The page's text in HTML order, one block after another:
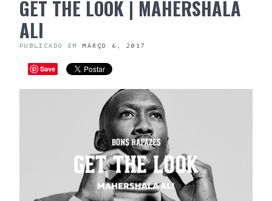
CONTENTGET THE LOOK | MAHERSHALA
ALI
PUBLICADO EM MARÇO 6, 2017
Save